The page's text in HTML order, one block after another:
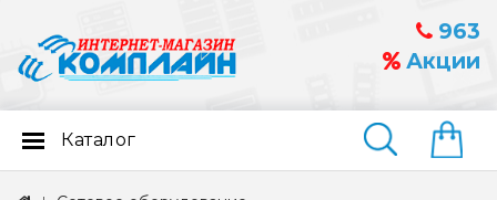
963
Акции
Найти
Каталог